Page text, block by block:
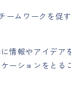
ームワークを促す
情報やアイデア
ーションをとる